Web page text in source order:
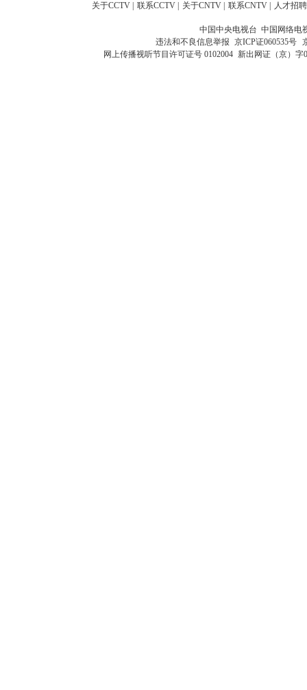
关于CCTV 联系CCTV 关于CNTV 联系CNTV 人才招聘
中国中央电视台 中国网络电
违法和不良信息举报 京ICP证060535号
网上传播视听节目许可证号 0102004 新出网证（京）